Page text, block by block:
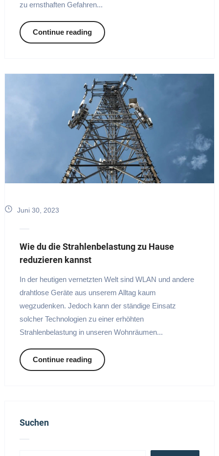
zu ernsthaften Gefahren...
Continue reading
Juni 30, 2023
Wie du die Strahlenbelastung zu Hause
reduzieren kannst
In der heutigen vernetzten Welt sind WLAN und andere
drahtlose Geräte aus unserem Alltag kaum
wegzudenken. Jedoch kann der ständige Einsatz
solcher Technologien zu einer erhöhten
Strahlenbelastung in unseren Wohnräumen...
Continue reading
Suchen